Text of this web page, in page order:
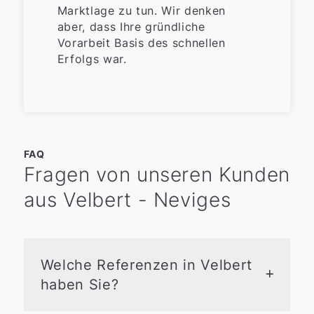
begleitet hat. Seine Unterstützung
war für uns eine große Hilfe.
Marktlage zu tun. Wir denken
aber, dass Ihre gründliche
Vorarbeit Basis des schnellen
Erfolgs war.
FAQ
Fragen von unseren Kunden
aus Velbert - Neviges
Welche Referenzen in Velbert
haben Sie?